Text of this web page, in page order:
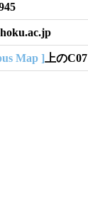
Map ] 上のC07